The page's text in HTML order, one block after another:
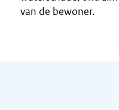
van de bewoner.